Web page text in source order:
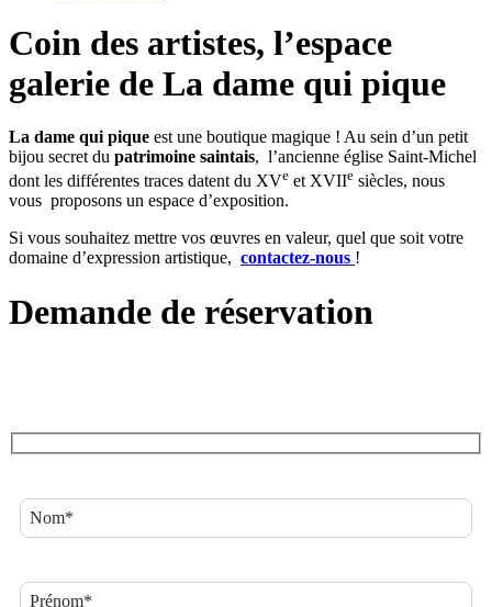
Coin des artistes, l’espace
galerie de La dame qui pique
La dame qui pique est une boutique magique ! Au sein d’un petit
bijou secret du patrimoine saintais, l’ancienne église Saint-Michel
dont les différentes traces datent du XVe et XVIIe siècles, nous
vous proposons un espace d’exposition.
Si vous souhaitez mettre vos œuvres en valeur, quel que soit votre
domaine d’expression artistique, contactez-nous !
Demande de réservation